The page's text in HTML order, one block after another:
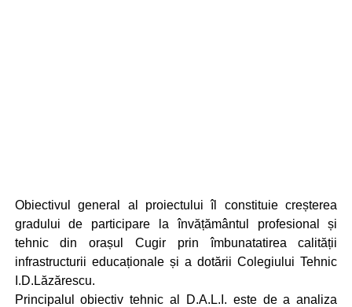
Obiectivul general al proiectului îl constituie creșterea
gradului de participare la învățământul profesional și
tehnic din orașul Cugir prin îmbunatatirea calității
infrastructurii educaționale și a dotării Colegiului Tehnic
I.D.Lăzărescu.
Principalul obiectiv tehnic al D.A.L.I. este de a analiza